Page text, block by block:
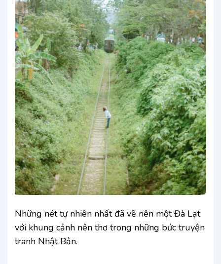
Những nét tự nhiên nhất đã vẽ nên một Đà Lạt
với khung cảnh nên thơ trong những bức truyện
tranh Nhật Bản.